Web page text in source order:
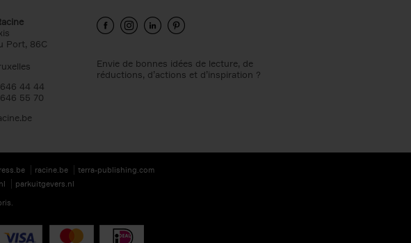
Port, 86C
44 44
55 70
Envie de bonnes idées de lecture, de
réductions, d’actions et d’inspiration ?
racine.be
terra-publishing.com
parkuitgevers.nl